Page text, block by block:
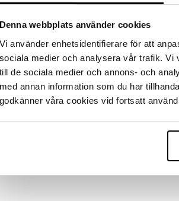
Denna webbplats använder cookies
Vi använder enhetsidentifierare för att
sociala medier och analysera vår trafik. Vi
till de sociala medier och annons- och
med annan information som du har
godkänner våra cookies vid fortsatt
LISÄÄ TOIVELISTALLE KIRJOITA
Tuotetieto
Maritime tyynynpäällinen, puuvillaa. Klassinen
helppoon ripustamiseen, sopien meriaiheesta
Koko: 50x60 cm
Tuotenumero
1-GA